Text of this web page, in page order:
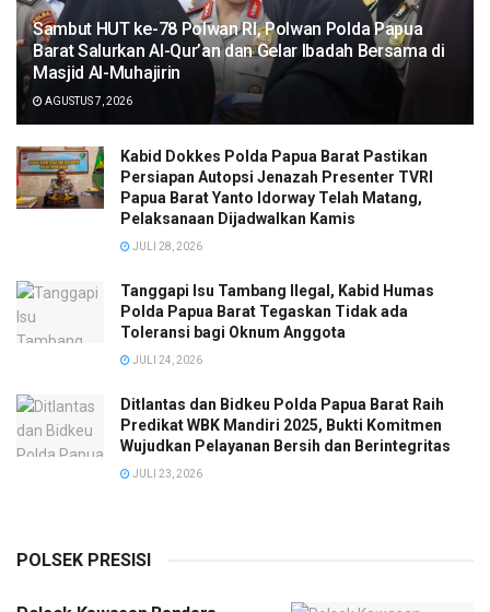
Sambut HUT ke-78 Polwan RI, Polwan Polda Papua
Barat Salurkan Al-Qur’an dan Gelar Ibadah Bersama di
Masjid Al-Muhajirin
AGUSTUS 7, 2026
Kabid Dokkes Polda Papua Barat Pastikan
Persiapan Autopsi Jenazah Presenter TVRI
Papua Barat Yanto Idorway Telah Matang,
Pelaksanaan Dijadwalkan Kamis
JULI 28, 2026
Tanggapi Isu Tambang Ilegal, Kabid Humas
Polda Papua Barat Tegaskan Tidak ada
Toleransi bagi Oknum Anggota
JULI 24, 2026
Ditlantas dan Bidkeu Polda Papua Barat Raih
Predikat WBK Mandiri 2025, Bukti Komitmen
Wujudkan Pelayanan Bersih dan Berintegritas
JULI 23, 2026
POLSEK PRESISI